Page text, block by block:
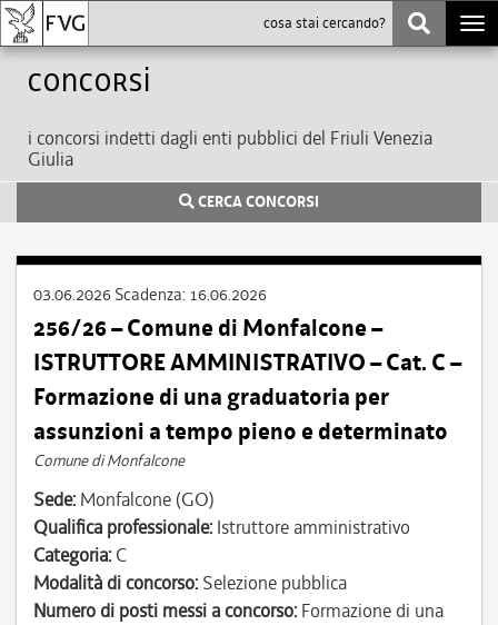
Concorsi
i concorsi indetti dagli enti pubblici del Friuli Venezia
Giulia
CERCA CONCORSI
03.06.2026 Scadenza: 16.06.2026
256/26 – Comune di Monfalcone –
ISTRUTTORE AMMINISTRATIVO – Cat. C –
Formazione di una graduatoria per
assunzioni a tempo pieno e determinato
Comune di Monfalcone
Sede: Monfalcone (GO)
Qualifica professionale: Istruttore amministrativo
Categoria: C
Modalità di concorso: Selezione pubblica
Numero di posti messi a concorso: Formazione di una